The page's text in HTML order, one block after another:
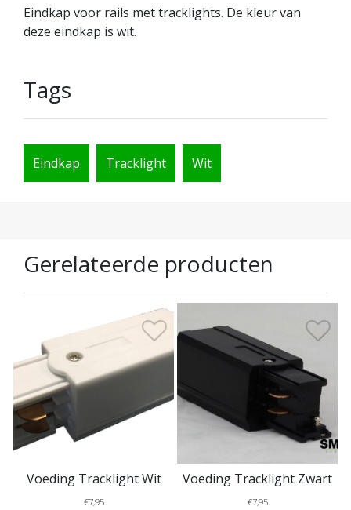
Eindkap voor rails met tracklights. De kleur van
deze eindkap is wit.
Tags
Eindkap Tracklight Wit
Gerelateerde producten
Voeding Tracklight Wit
€7,95
Voeding Tracklight Zwart
€7,95